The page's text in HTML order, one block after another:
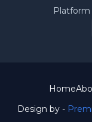
Platform
Design by -
Home